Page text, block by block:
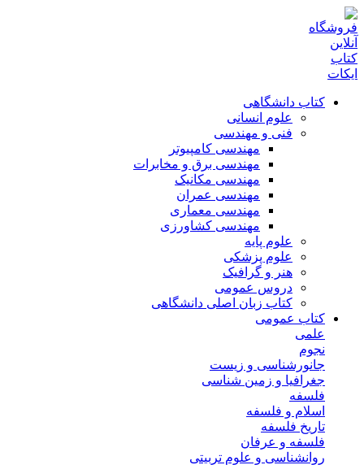
کتاب دانشگاهی
علوم انسانی
فنی و مهندسی
مهندسی کامپیوتر
مهندسی برق و مخابرات
مهندسی مکانیک
مهندسی عمران
مهندسی معماری
مهندسی کشاورزی
علوم پایه
علوم پزشکی
هنر و گرافیک
دروس عمومی
کتاب زبان اصلی دانشگاهی
کتاب عمومی
علمی
نجوم
جانورشناسی و زیست
جغرافیا و زمین شناسی
فلسفه
اسلام و فلسفه
تاریخ فلسفه
فلسفه و عرفان
روانشناسی و علوم تربیتی